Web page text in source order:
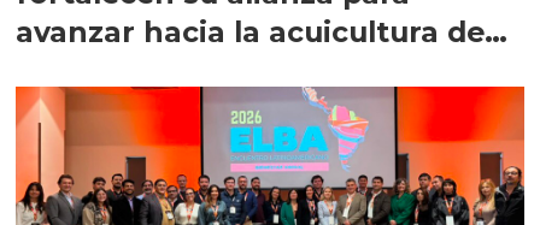
avanzar hacia la acuicultura de